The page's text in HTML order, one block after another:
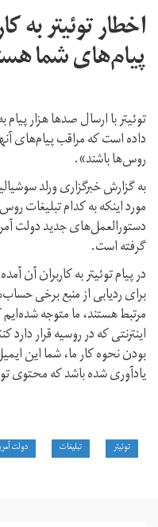
اخطار توئیتر به
پیام‌های شما
توئیتر با ارسال صدها هزار
داده است که مراقب پیام‌های
روس‌ها باشند».
به گزارش خبرگزاری ورلد
مورد اینکه به کدام تبلیغات
دستورالعمل‌های جدید دولت
گرفته است.
در پیام توئیتر به کاربران آن
برای ردیابی از منبع برخی
مرتبط هستند، ما متوجه
اینترنتی که در روسیه قرار
بودن نحوه کار ما، شما این
یادآوری شده باشد که محتوی
توئیتر تبلیغات دولت